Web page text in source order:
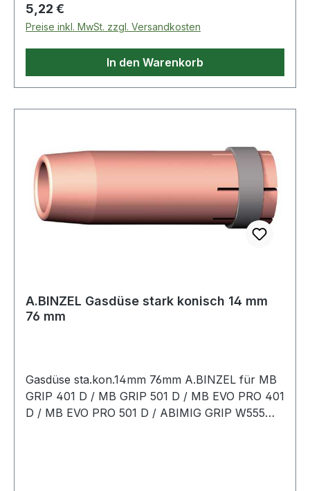
Regulärer Preis:
5,22 €
Preise inkl. MwSt. zzgl. Versandkosten
In den Warenkorb
A.BINZEL Gasdüse stark konisch 14 mm
76 mm
Gasdüse sta.kon.14mm 76mm A.BINZEL für MB
GRIP 401 D / MB GRIP 501 D / MB EVO PRO 401
D / MB EVO PRO 501 D / ABIMIG GRIP W555